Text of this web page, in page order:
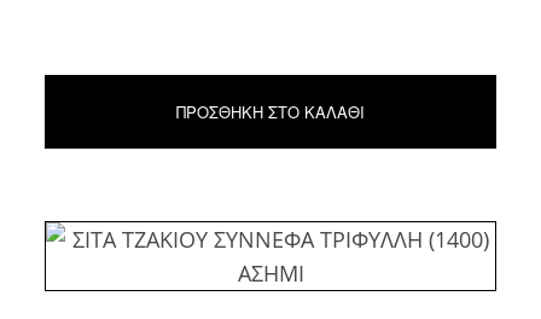
ΠΡΟΣΘΉΚΗ ΣΤΟ ΚΑΛΆΘΙ